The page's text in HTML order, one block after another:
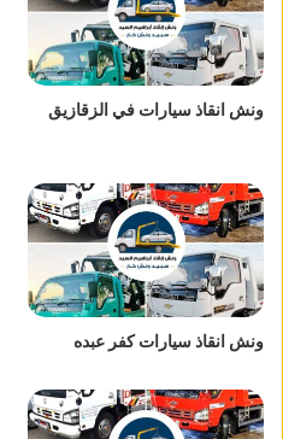
ونش انقاذ سيارات في الزقازيق
ونش انقاذ سيارات كفر عبده